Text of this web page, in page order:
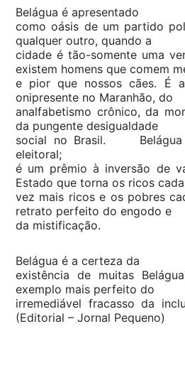
Belágua é apresentado
como oásis de um partido
qualquer outro, quando a
cidade é tão-somente uma
existem homens que comem
e pior que nossos cães. É
onipresente no Maranhão, do
analfabetismo crônico, da
da pungente desigualdade
social no Brasil. Belágua
eleitoral;
é um prêmio à inversão de
Estado que torna os ricos cada
vez mais ricos e os pobres
retrato perfeito do engodo e
da mistificação.
Belágua é a certeza da
existência de muitas
exemplo mais perfeito do
irremediável fracasso da
(Editorial – Jornal Pequeno)